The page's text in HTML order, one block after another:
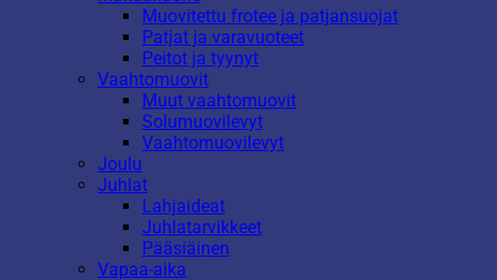
Muovitettu frotee ja patjansuojat
Patjat ja varavuoteet
Peitot ja tyynyt
Vaahtomuovit
Muut vaahtomuovit
Solumuovilevyt
Vaahtomuovilevyt
Joulu
Juhlat
Lahjaideat
Juhlatarvikkeet
Pääsiäinen
Vapaa-aika